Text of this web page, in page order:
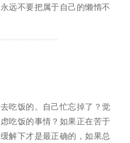
远不要把属于自己的懒惰不
吃饭的。自己忙忘掉了？觉
吃饭的事情？如果正在苦于
解下才是最正确的，如果总